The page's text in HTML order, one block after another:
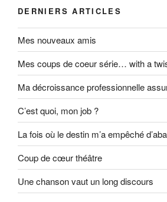
DERNIERS ARTICLES
Mes nouveaux amis
Mes coups de coeur série… with a
Ma décroissance professionnelle
C’est quoi, mon job ?
La fois où le destin m’a empêché
Coup de cœur théâtre
Une chanson vaut un long discours